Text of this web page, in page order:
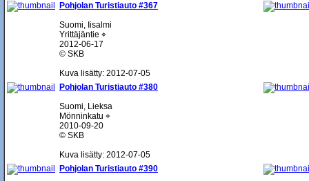
Pohjolan Turistiauto #367
Suomi, Iisalmi
Yrittäjäntie ⌖
2012-06-17
© SKB
Kuva lisätty: 2012-07-05
Pohjolan Turistiauto #380
Suomi, Lieksa
Mönninkatu ⌖
2010-09-20
© SKB
Kuva lisätty: 2012-07-05
Pohjolan Turistiauto #390